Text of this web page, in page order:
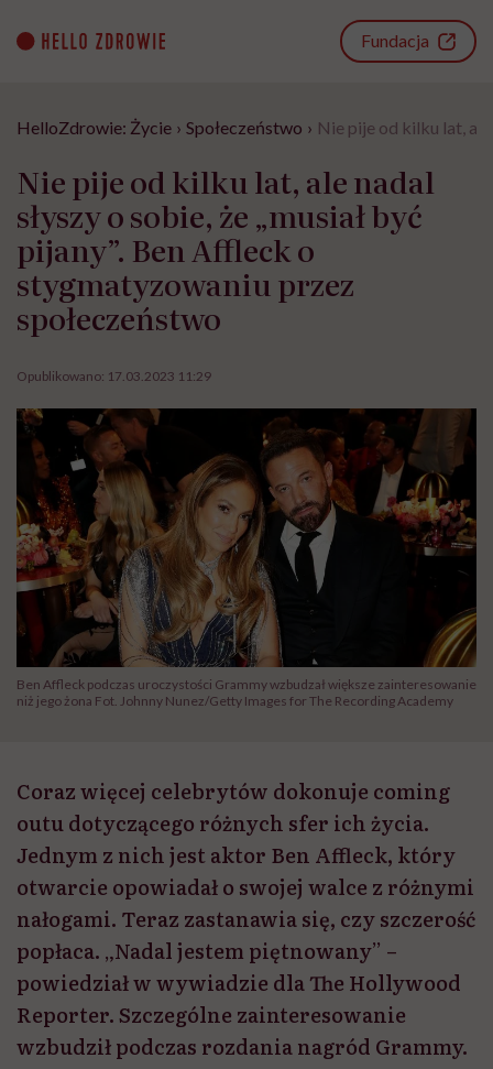
content
Fundacja
HelloZdrowie: Życie › Społeczeństwo › Nie pije od kilku lat,
Nie pije od kilku lat, ale nadal
słyszy o sobie, że „musiał być
pijany”. Ben Affleck o
stygmatyzowaniu przez
społeczeństwo
Opublikowano: 17.03.2023 11:29
Ben Affleck podczas uroczystości Grammy wzbudzał większe zainteresowanie
niż jego żona Fot. Johnny Nunez/Getty Images for The Recording Academy
Coraz więcej celebrytów dokonuje coming
outu dotyczącego różnych sfer ich życia.
Jednym z nich jest aktor Ben Affleck, który
otwarcie opowiadał o swojej walce z różnymi
nałogami. Teraz zastanawia się, czy szczerość
popłaca. „Nadal jestem piętnowany” –
powiedział w wywiadzie dla The Hollywood
Reporter. Szczególne zainteresowanie
wzbudził podczas rozdania nagród Grammy.